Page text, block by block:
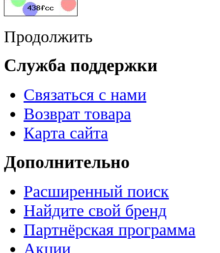
Продолжить
Служба поддержки
Связаться с нами
Возврат товара
Карта сайта
Дополнительно
Расширенный поиск
Найдите свой бренд
Партнёрская программа
Акции